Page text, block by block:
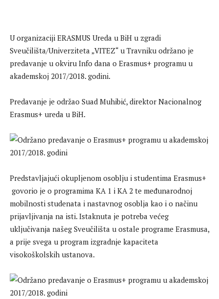
U organizaciji ERASMUS Ureda u BiH u zgradi
Sveučilišta/Univerziteta „VITEZ“ u Travniku održano je
predavanje u okviru Info dana o Erasmus+ programu u
akademskoj 2017/2018. godini.
Predavanje je održao Suad Muhibić, direktor Nacionalnog
Erasmus+ ureda u BiH.
Predstavljajući okupljenom osoblju i studentima Erasmus+
govorio je o programima KA 1 i KA 2 te međunarodnoj
mobilnosti studenata i nastavnog osoblja kao i o načinu
prijavljivanja na isti. Istaknuta je potreba većeg
uključivanja našeg Sveučilišta u ostale programe Erasmusa,
a prije svega u program izgradnje kapaciteta
visokoškolskih ustanova.